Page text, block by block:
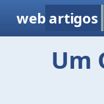
web artigos
Um